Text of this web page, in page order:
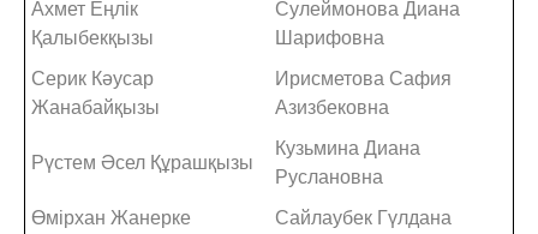
Ахмет Еңлік
Қалыбекқызы
Сулеймонова Диана
Шарифовна
Серик Кәусар
Жанабайқызы
Ирисметова Сафия
Азизбековна
Рүстем Әсел Құрашқызы
Кузьмина Диана
Руслановна
Өмірхан Жанерке
Сайлаубек Гүлдана